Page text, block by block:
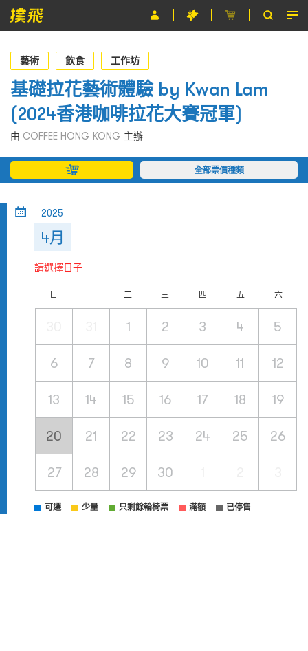
節目
主辦單位
關於撲飛
條款及細則
EN
藝術 飲食 工作坊
基礎拉花藝術體驗 by Kwan Lam
(2024香港咖啡拉花大賽冠軍)
由 COFFEE HONG KONG 主辦
全部票價種類
2025
4月
請選擇日子
日 一 二 三 四 五 六
1 2 3 4 5
6 7 8 9 10 11 12
13 14 15 16 17 18 19
20 21 22 23 24 25 26
27 28 29 30
可選 少量 只剩餘輪椅票 滿額 已停售